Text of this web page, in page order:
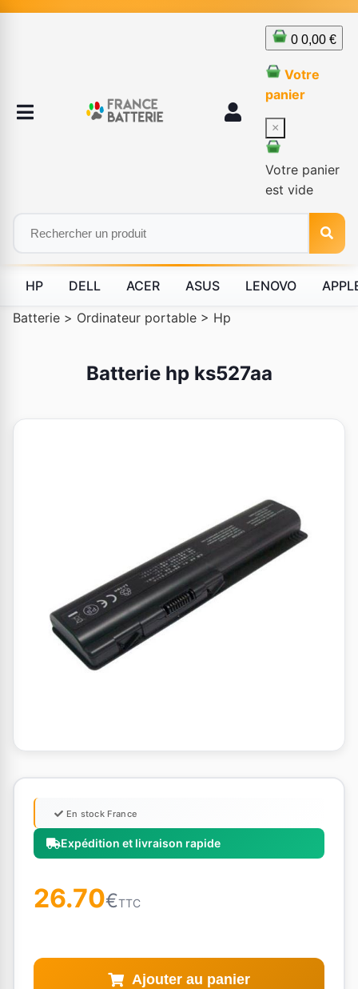
0 0,00 €
Votre
panier
×
Votre panier
est vide
HP DELL ACER ASUS LENOVO
Batterie > Ordinateur portable > Hp
Batterie hp ks527aa
Expédition et livraison rapide
En stock France
26.70€TTC
Ajouter au panier